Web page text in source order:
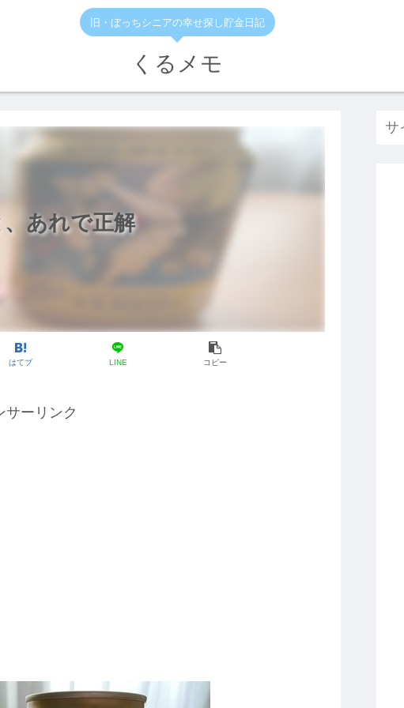
旧・ぼっちシニアの幸せ探し貯金日記
くるメモ
あれで正解
はてブ LINE コピー
サーリンク